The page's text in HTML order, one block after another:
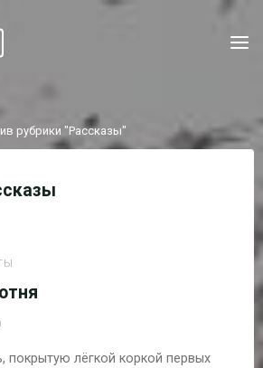
рубрики "Рассказы"
покрытую лёгкой коркой первых